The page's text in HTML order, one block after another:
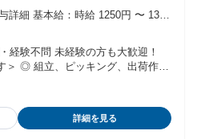
詳細 基本給：時給 1250円 〜 1300
経験不問 未経験の方も大歓迎！
＞ ◎ 組立、ピッキング、出荷作業
ツコツ取り組む作業や、細かな確
作業を進める仕事が好きな方
詳細を見る